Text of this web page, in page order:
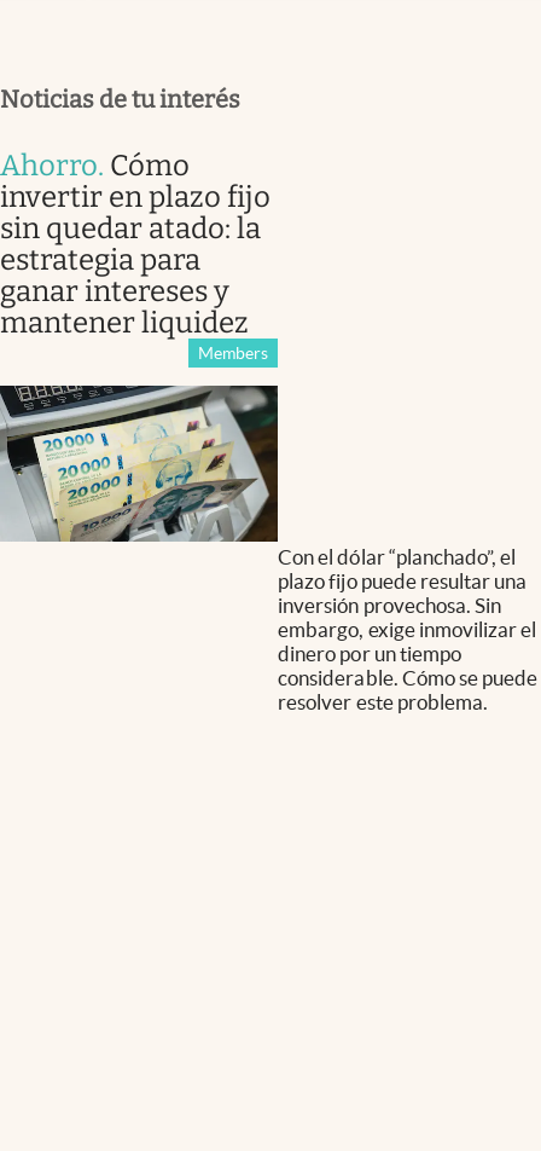
Noticias de tu interés
Ahorro. Cómo
invertir en plazo fijo
sin quedar atado: la
estrategia para
ganar intereses y
mantener liquidez
Members
Con el dólar “planchado”, el
plazo fijo puede resultar una
inversión provechosa. Sin
embargo, exige inmovilizar el
dinero por un tiempo
considerable. Cómo se puede
resolver este problema.